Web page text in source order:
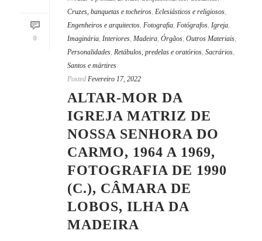
0
Cruzes, banquetas e tocheiros, Eclesiásticos e religiosos,
Engenheiros e arquitectos, Fotografia, Fotógrafos, Igreja,
Imaginária, Interiores, Madeira, Órgãos, Outros Materiais,
Personalidades, Retábulos, predelas e oratórios, Sacrários,
Santos e mártires
Posted Fevereiro 17, 2022
ALTAR-MOR DA
IGREJA MATRIZ DE
NOSSA SENHORA DO
CARMO, 1964 A 1969,
FOTOGRAFIA DE 1990
(C.), CÂMARA DE
LOBOS, ILHA DA
MADEIRA